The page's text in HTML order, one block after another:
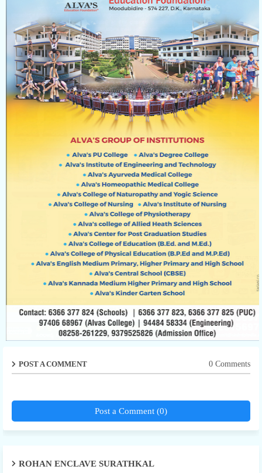
POST A COMMENT 0 Comments
Post a Comment (0)
ROHAN ENCLAVE SURATHKAL